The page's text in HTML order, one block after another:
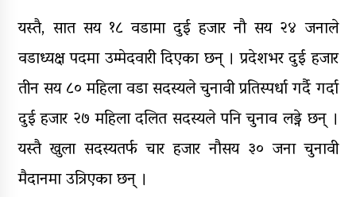
यस्तै, सात सय १८ वडामा दुई हजार नौ सय २४ जनाले
वडाध्यक्ष पदमा उम्मेदवारी दिएका छन् । प्रदेशभर दुई हजार
तीन सय ८० महिला वडा सदस्यले चुनावी प्रतिस्पर्धा गर्दै गर्दा
दुई हजार २७ महिला दलित सदस्यले पनि चुनाव लड्ने छन् ।
यस्तै खुला सदस्यतर्फ चार हजार नौसय ३० जना चुनावी
मैदानमा उत्रिएका छन् ।